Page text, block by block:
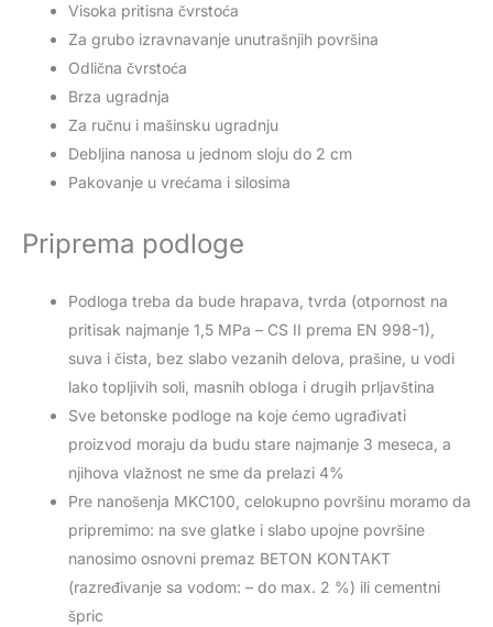
Visoka pritisna čvrstoća
Za grubo izravnavanje unutrašnjih površina
Odlična čvrstoća
Brza ugradnja
Za ručnu i mašinsku ugradnju
Debljina nanosa u jednom sloju do 2 cm
Pakovanje u vrećama i silosima
Priprema podloge
Podloga treba da bude hrapava, tvrda (otpornost na
pritisak najmanje 1,5 MPa – CS II prema EN 998-1),
suva i čista, bez slabo vezanih delova, prašine, u vodi
lako topljivih soli, masnih obloga i drugih prljavština
Sve betonske podloge na koje ćemo ugrađivati
proizvod moraju da budu stare najmanje 3 meseca, a
njihova vlažnost ne sme da prelazi 4%
Pre nanošenja MKC100, celokupno površinu moramo da
pripremimo: na sve glatke i slabo upojne površine
nanosimo osnovni premaz BETON KONTAKT
(razređivanje sa vodom: – do max. 2 %) ili cementni
špric